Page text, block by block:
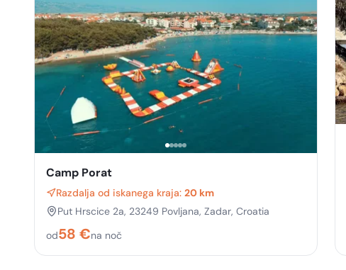
Camp Porat
Razdalja od iskanega kraja: 20 km
Put Hrscice 2a, 23249 Povljana, Zadar, Croatia
od58 €na noč